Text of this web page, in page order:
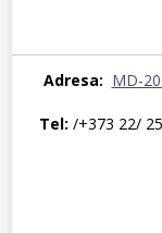
Adresa: MD-
Tel: /+373 22/